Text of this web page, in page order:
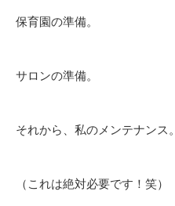
保育園の準備。
サロンの準備。
それから、私のメンテナンス。
（これは絶対必要です！笑）